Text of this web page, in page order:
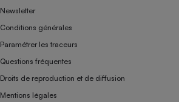
Newsletter
Conditions générales
Paramétrer les traceurs
Questions fréquentes
Droits de reproduction et de diffusion
Mentions légales